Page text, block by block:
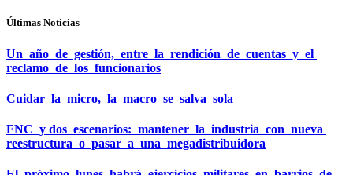
Últimas Noticias
Un año de gestión, entre la rendición de cuentas y el
reclamo de los funcionarios
Cuidar la micro, la macro se salva sola
FNC y dos escenarios: mantener la industria con nueva
reestructura o pasar a una megadistribuidora